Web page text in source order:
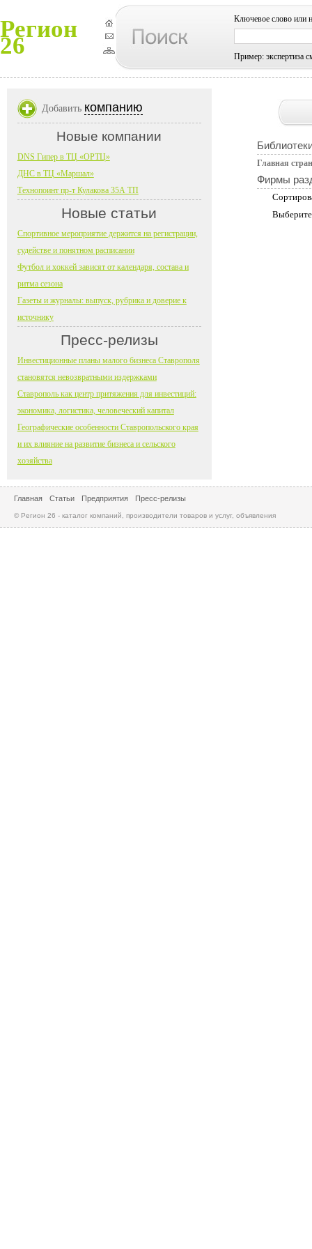
Регион
26
Ключевое слово или
Пример: экспертиза
Главная
Фирмы
Добавить компанию
Новые компании
DNS Гипер в ТЦ «ОРТЦ»
ДНС в ТЦ «Маршал»
Технопоинт пр-т Кулакова 35А ТП
Новые статьи
Спортивное мероприятие держится на регистрации,
судействе и понятном расписании
Футбол и хоккей зависят от календаря, состава и
ритма сезона
Газеты и журналы: выпуск, рубрика и доверие к
источнику
Пресс-релизы
Инвестиционные планы малого бизнеса Ставрополя
становятся невозвратными издержками
Ставрополь как центр притяжения для инвестиций:
экономика, логистика, человеческий капитал
Географические особенности Ставропольского края
и их влияние на развитие бизнеса и сельского
хозяйства
Главная Статьи Предприятия Пресс-релизы
© Регион 26 - каталог компаний, производители товаров и услуг, объявления